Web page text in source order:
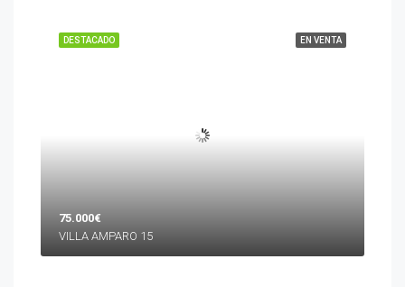
EN VENTA
DESTACADO
75.000€
VILLA AMPARO 15